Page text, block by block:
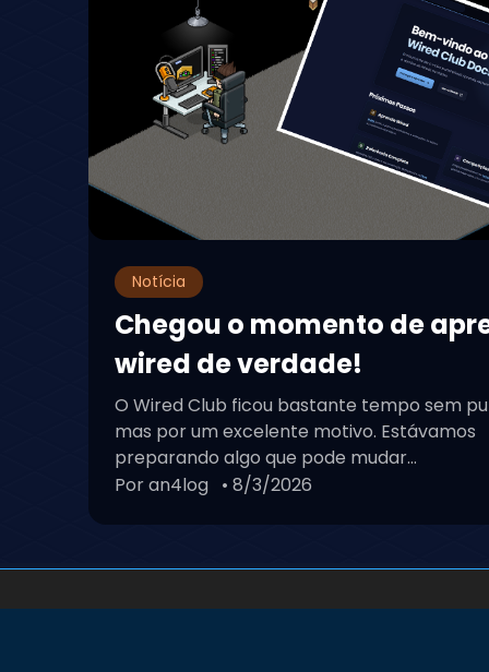
Notícia
Chegou o momento de
wired de verdade!
O Wired Club ficou bastante tempo sem
mas por um excelente motivo. Estávamos
preparando algo que pode mudar...
Por an4log • 8/3/2026